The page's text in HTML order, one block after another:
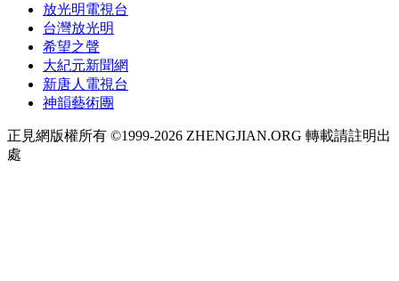
放光明電視台
台灣放光明
希望之聲
大紀元新聞網
新唐人電視台
神韻藝術團
正見網版權所有 ©1999-2026 ZHENGJIAN.ORG 轉載請註明出
處